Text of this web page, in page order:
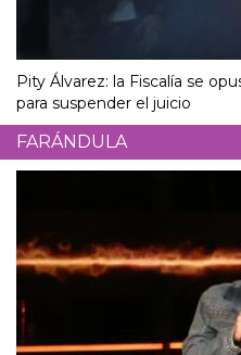
Pity Álvarez: la Fiscalía se
para suspender el juicio
FARÁNDULA